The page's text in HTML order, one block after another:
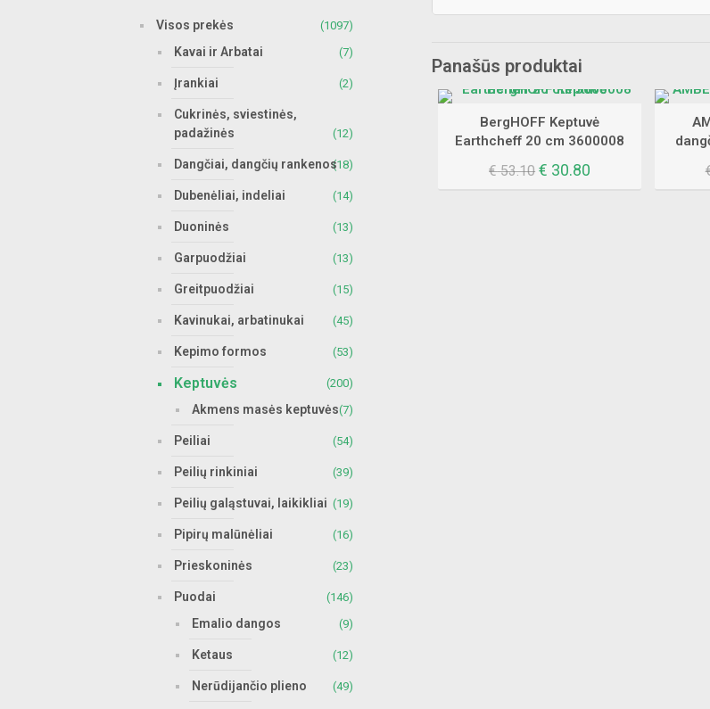
Panašūs produktai
BergHOFF Keptuvė
Earthcheff 20 cm 3600008
€53.10 Original
€ 30.80
Visos prekės (1097)
Kavai ir Arbatai (7)
Įrankiai (2)
Cukrinės, sviestinės,
padažinės
(12)
Dangčiai, dangčių rankenos(18)
Dubenėliai, indeliai (14)
Duoninės (13)
Garpuodžiai (13)
Greitpuodžiai (15)
Kavinukai, arbatinukai (45)
Kepimo formos (53)
Keptuvės (200)
Akmens masės keptuvės(7)
Peiliai (54)
Peilių rinkiniai (39)
Peilių galąstuvai, laikikliai (19)
Pipirų malūnėliai (16)
Prieskoninės (23)
Puodai (146)
Emalio dangos (9)
Ketaus (12)
Nerūdijančio plieno (49)